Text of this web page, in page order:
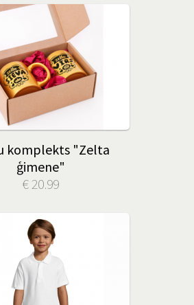
komplekts "Zelta
ģimene"
€ 20.99